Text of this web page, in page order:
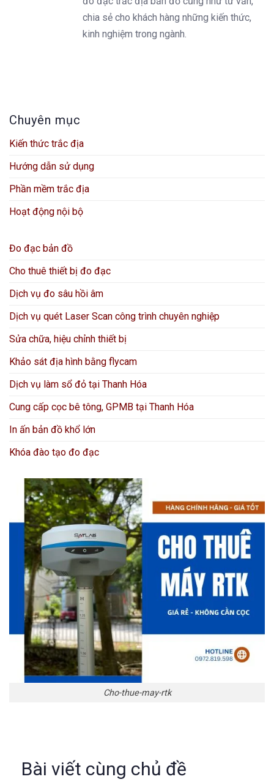
Chuyên mục
Kiến thức trắc địa
Hướng dẫn sử dụng
Phần mềm trắc địa
Hoạt động nội bộ
Đo đạc bản đồ
Cho thuê thiết bị đo đạc
Dịch vụ đo sâu hồi âm
Dịch vụ quét Laser Scan công trình chuyên nghiệp
Sửa chữa, hiệu chỉnh thiết bị
Khảo sát địa hình bằng flycam
Dịch vụ làm sổ đỏ tại Thanh Hóa
Cung cấp cọc bê tông, GPMB tại Thanh Hóa
In ấn bản đồ khổ lớn
Khóa đào tạo đo đạc
Cho-thue-may-rtk
chia sẻ cho khách hàng những kiến thức,
kinh nghiệm trong ngành.
Bài viết cùng chủ đề